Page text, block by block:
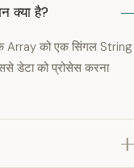
क्या है?
को एक सिंगल String
डेटा को प्रोसेस करना